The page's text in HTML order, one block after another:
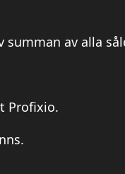
av alla
Profixio.